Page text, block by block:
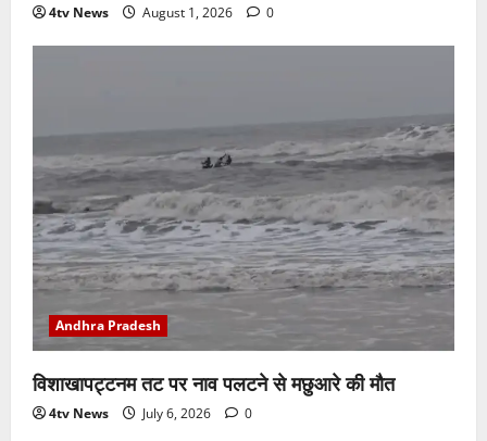
4tv News August 1, 2026 0
Andhra Pradesh
विशाखापट्टनम तट पर नाव पलटने से मछुआरे की मौत
4tv News July 6, 2026 0